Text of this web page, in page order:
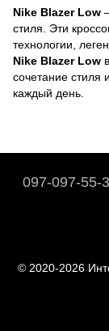
Nike Blazer Low
стиля. Эти
технологии,
Nike Blazer Low в
сочетание стиля
каждый день.
097-097-55-
© 2020-2026